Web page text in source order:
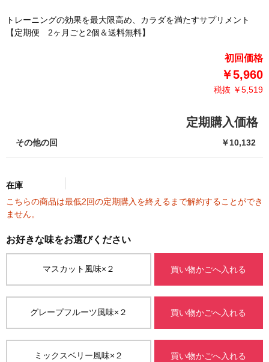
トレーニングの効果を最大限高め、カラダを満たすサプリメント
【定期便 2ヶ月ごと2個＆送料無料】
初回価格
￥5,960
税抜 ￥5,519
定期購入価格
その他の回 ￥10,132
在庫
こちらの商品は最低2回の定期購入を終えるまで解約することができ
ません。
マスカット風味×２ 買い物かごへ入れる
グレープフルーツ風味×２ 買い物かごへ入れる
ミックスベリー風味×２ 買い物かごへ入れる